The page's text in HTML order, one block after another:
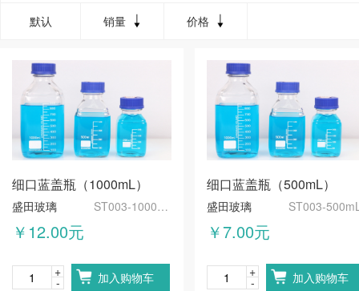
默认 销量 价格
细口蓝盖瓶（1000mL）
盛田玻璃 ST003-1000mL
￥12.00元
-
+ 加入购物车
细口蓝盖瓶（500mL）
盛田玻璃 ST003-
￥7.00元
-
+ 加入购物车